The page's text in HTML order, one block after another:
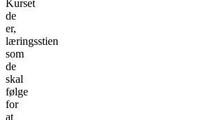
Kurset
de
er,
læringsstien
som
de
skal
følge
for
at